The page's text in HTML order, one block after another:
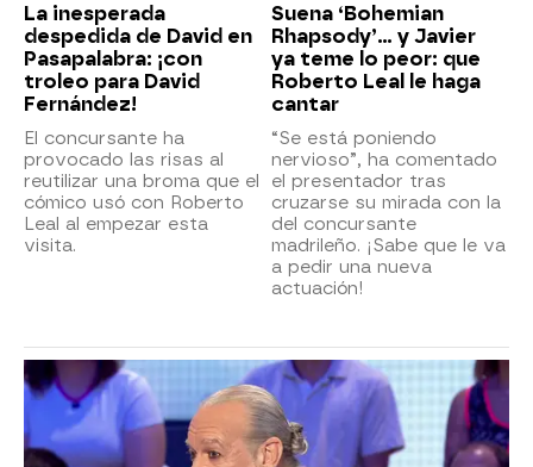
La inesperada
despedida de David en
Pasapalabra: ¡con
troleo para David
Fernández!
El concursante ha
provocado las risas al
reutilizar una broma que el
cómico usó con Roberto
Leal al empezar esta
visita.
Suena ‘Bohemian
Rhapsody’... y Javier
ya teme lo peor: que
Roberto Leal le haga
cantar
“Se está poniendo
nervioso”, ha comentado
el presentador tras
cruzarse su mirada con la
del concursante
madrileño. ¡Sabe que le va
a pedir una nueva
actuación!